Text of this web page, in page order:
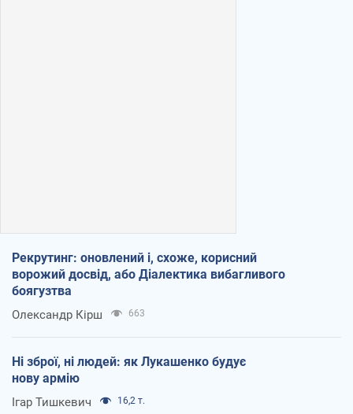
Рекрутинг: оновлений і, схоже, корисний
ворожий досвід, або Діалектика вибагливого
боягузтва
Олександр Кірш 663
Ні зброї, ні людей: як Лукашенко будує
нову армію
Ігар Тишкевич 16,2 т.